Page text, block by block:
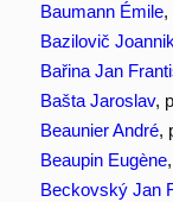
Baumann Émile,
Bazilovič
Bařina Jan
Bašta Jaroslav,
Beaunier André,
Beaupin Eugène
Beckovský Jan